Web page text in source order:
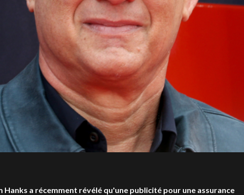
Hanks a récemment révélé qu'une publicité pour une assurance